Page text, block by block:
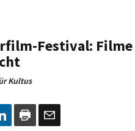
Festival: Filme
Kultus